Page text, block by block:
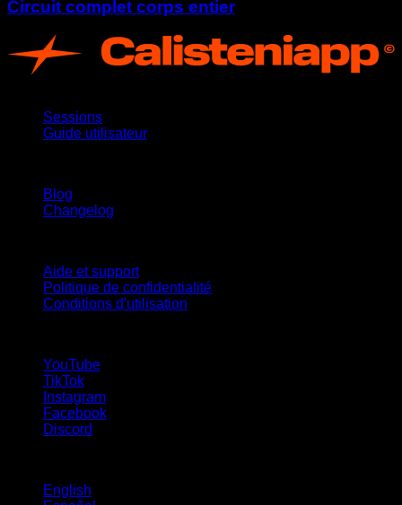
Circuit complet corps entier
Sessions
Guide utilisateur
Blog
Changelog
Aide et support
Politique de confidentialité
Conditions d'utilisation
YouTube
TikTok
Instagram
Facebook
Discord
English